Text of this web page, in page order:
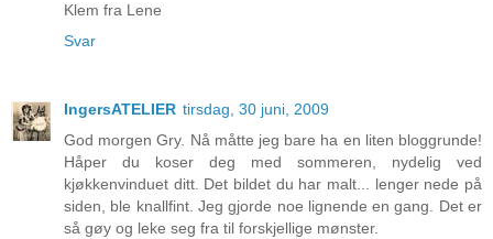
Klem fra Lene
Svar
IngersATELIER tirsdag, 30 juni, 2009
God morgen Gry. Nå måtte jeg bare ha en liten bloggrunde!
Håper du koser deg med sommeren, nydelig ved
kjøkkenvinduet ditt. Det bildet du har malt... lenger nede på
siden, ble knallfint. Jeg gjorde noe lignende en gang. Det er
så gøy og leke seg fra til forskjellige mønster.